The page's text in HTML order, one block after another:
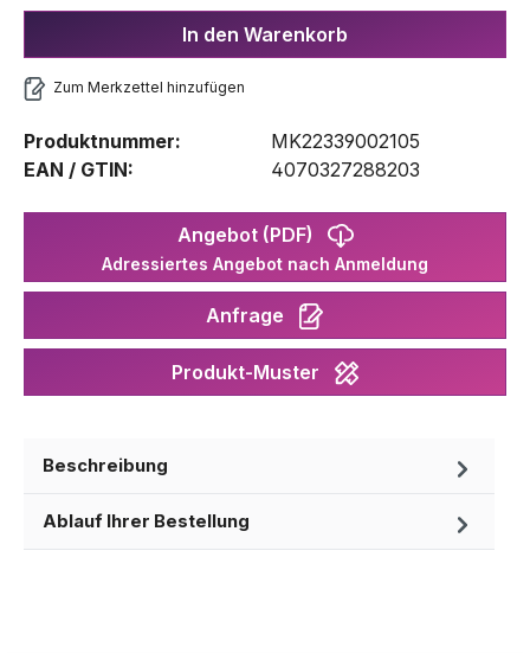
In den Warenkorb
Zum Merkzettel hinzufügen
Produktnummer:
MK22339002105
EAN / GTIN:
4070327288203
Angebot (PDF)
Adressiertes Angebot nach Anmeldung
Anfrage
Produkt-Muster
Beschreibung
Ablauf Ihrer Bestellung